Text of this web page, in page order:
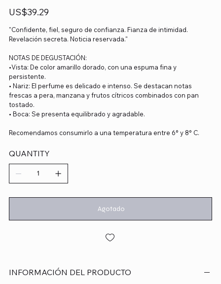
Precio
US$39.29
"Confidente, fiel, seguro de confianza. Fianza de intimidad.
Revelación secreta. Noticia reservada."
NOTAS DE DEGUSTACIÓN:
•Vista: De color amarillo dorado, con una espuma fina y
persistente.
• Nariz: El perfume es delicado e intenso. Se destacan notas
frescas a pera, manzana y frutos cítricos combinados con pan
tostado.
• Boca: Se presenta equilibrado y agradable.
Recomendamos consumirlo a una temperatura entre 6° y 8° C.
QUANTITY
Agotado
INFORMACIÓN DEL PRODUCTO